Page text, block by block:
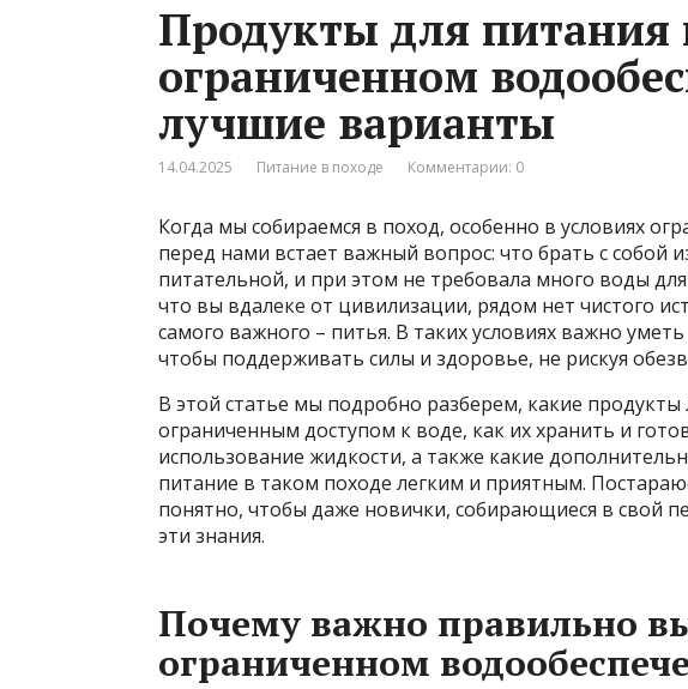
Продукты для питания
ограниченном
лучшие варианты
14.04.2025 Питание в походе Комментарии: 0
Когда мы собираемся в поход, особенно в условиях
перед нами встает важный вопрос: что брать с собой
питательной, и при этом не требовала много воды
что вы вдалеке от цивилизации, рядом нет чистого
самого важного – питья. В таких условиях важно
чтобы поддерживать силы и здоровье, не рискуя
В этой статье мы подробно разберем, какие продукты
ограниченным доступом к воде, как их хранить и
использование жидкости, а также какие
питание в таком походе легким и приятным.
понятно, чтобы даже новички, собирающиеся в свой
эти знания.
Почему важно правильно
ограниченном